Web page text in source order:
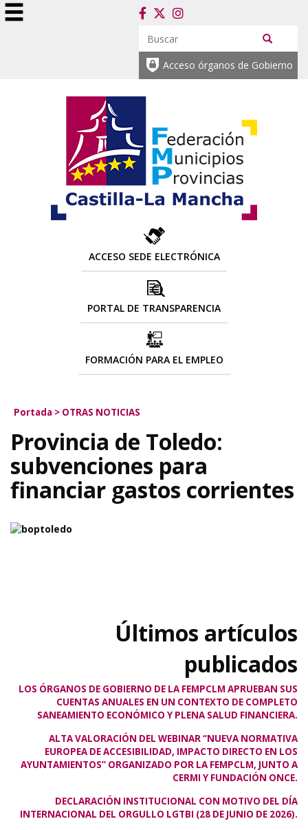
Acceso órganos de Gobierno
ACCESO SEDE ELECTRÓNICA
PORTAL DE TRANSPARENCIA
FORMACIÓN PARA EL EMPLEO
Portada > OTRAS NOTICIAS
Provincia de Toledo:
subvenciones para
financiar gastos corrientes
Últimos artículos
publicados
LOS ÓRGANOS DE GOBIERNO DE LA FEMPCLM APRUEBAN SUS
CUENTAS ANUALES EN UN CONTEXTO DE COMPLETO
SANEAMIENTO ECONÓMICO Y PLENA SALUD FINANCIERA.
ALTA VALORACIÓN DEL WEBINAR “NUEVA NORMATIVA
EUROPEA DE ACCESIBILIDAD, IMPACTO DIRECTO EN LOS
AYUNTAMIENTOS” ORGANIZADO POR LA FEMPCLM, JUNTO A
CERMI Y FUNDACIÓN ONCE.
DECLARACIÓN INSTITUCIONAL CON MOTIVO DEL DÍA
INTERNACIONAL DEL ORGULLO LGTBI (28 DE JUNIO DE 2026).